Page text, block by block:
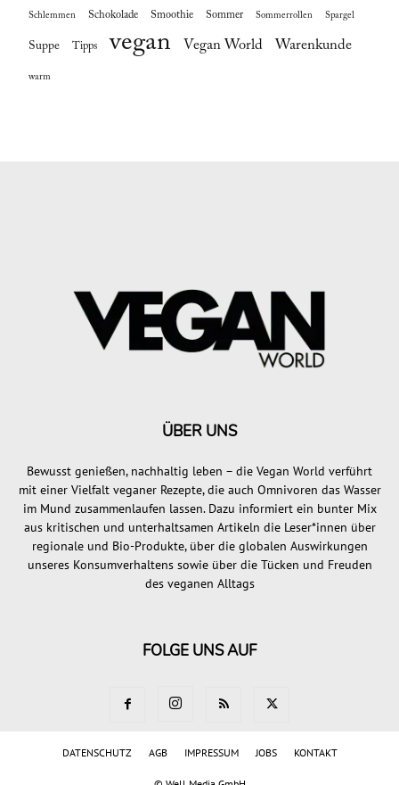
Schlemmen Schokolade Smoothie Sommer Sommerrollen Spargel
Suppe Tipps vegan Vegan World Warenkunde
warm
ÜBER UNS
Bewusst genießen, nachhaltig leben – die Vegan World verführt
mit einer Vielfalt veganer Rezepte, die auch Omnivoren das Wasser
im Mund zusammenlaufen lassen. Dazu informiert ein bunter Mix
aus kritischen und unterhaltsamen Artikeln die Leser*innen über
regionale und Bio-Produkte, über die globalen Auswirkungen
unseres Konsumverhaltens sowie über die Tücken und Freuden
des veganen Alltags
FOLGE UNS AUF
DATENSCHUTZ AGB IMPRESSUM JOBS KONTAKT